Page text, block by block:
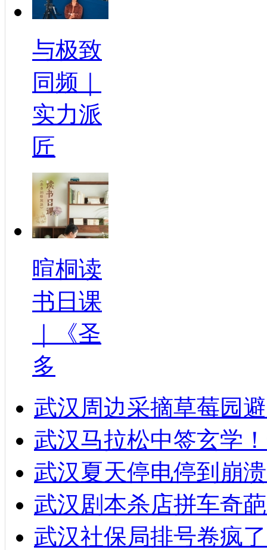
与极致
同频｜
实力派
匠
暄桐读
书日课
｜《圣
多
武汉周边采摘草莓园
武汉马拉松中签玄学
武汉夏天停电停到崩
武汉剧本杀店拼车奇
武汉社保局排号卷疯